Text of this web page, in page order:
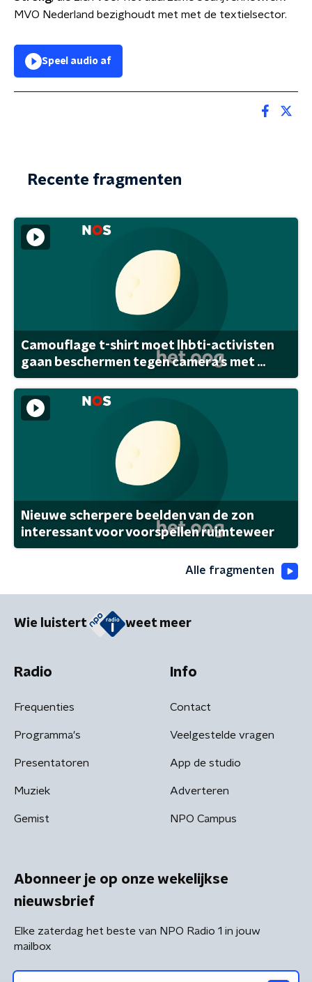
MVO Nederland bezighoudt met met de textielsector.
Speel audio af
Recente fragmenten
Camouflage t-shirt moet lhbti-activisten
gaan beschermen tegen camera's met ...
Nieuwe scherpere beelden van de zon
interessant voor voorspellen ruimteweer
Alle fragmenten
Wie luistert weet meer
Radio
Frequenties
Programma's
Presentatoren
Muziek
Gemist
Info
Contact
Veelgestelde vragen
App de studio
Adverteren
NPO Campus
Abonneer je op onze wekelijkse
nieuwsbrief
Elke zaterdag het beste van NPO Radio 1 in jouw
mailbox